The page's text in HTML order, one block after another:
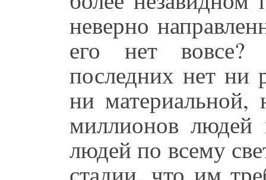
неверно
его нет
последних нет
ни
миллионов
людей по всему